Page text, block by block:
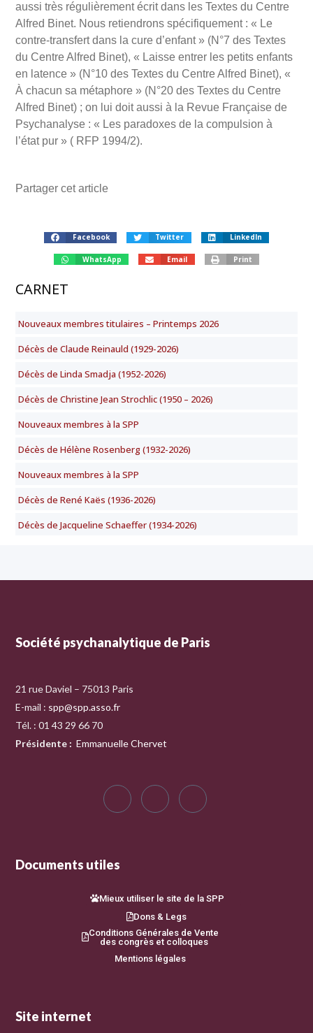
aussi très régulièrement écrit dans les Textes du Centre
Alfred Binet. Nous retiendrons spécifiquement : « Le
contre-transfert dans la cure d’enfant » (N°7 des Textes
du Centre Alfred Binet), « Laisse entrer les petits enfants
en latence » (N°10 des Textes du Centre Alfred Binet), «
À chacun sa métaphore » (N°20 des Textes du Centre
Alfred Binet) ; on lui doit aussi à la Revue Française de
Psychanalyse : « Les paradoxes de la compulsion à
l’état pur » ( RFP 1994/2).
Partager cet article
Facebook Twitter LinkedIn
WhatsApp Email Print
CARNET
Nouveaux membres titulaires – Printemps 2026
Décès de Claude Reinauld (1929-2026)
Décès de Linda Smadja (1952-2026)
Décès de Christine Jean Strochlic (1950 – 2026)
Nouveaux membres à la SPP
Décès de Hélène Rosenberg (1932-2026)
Nouveaux membres à la SPP
Décès de René Kaës (1936-2026)
Décès de Jacqueline Schaeffer (1934-2026)
Société psychanalytique de Paris
21 rue Daviel – 75013 Paris
E-mail : spp@spp.asso.fr
Tél. : 01 43 29 66 70
Présidente : Emmanuelle Chervet
Documents utiles
Mieux utiliser le site de la SPP
Dons & Legs
Conditions Générales de Vente
des congrès et colloques
Mentions légales
Site internet